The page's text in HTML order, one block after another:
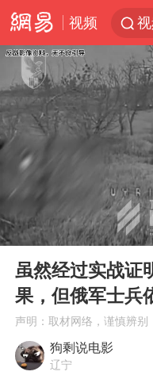
视频
Play
00:00
虽然经过实战证
果，但俄军士兵
声明：取材网络，谨慎辨别
狗剩说电影
辽宁